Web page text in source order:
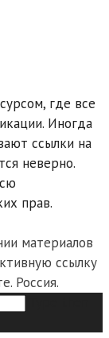
где все
Иногда
ссылки на
неверно.
прав.
материалов
ссылку
Россия.